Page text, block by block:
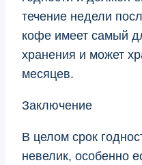
течение недели
кофе имеет самый
хранения и может
месяцев.
Заключение
В целом срок
невелик, особенно